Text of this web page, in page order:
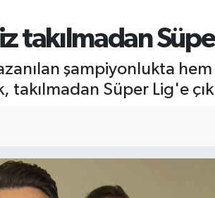
takılmadan
şampiyonlukta
takılmadan Süper Lig'e